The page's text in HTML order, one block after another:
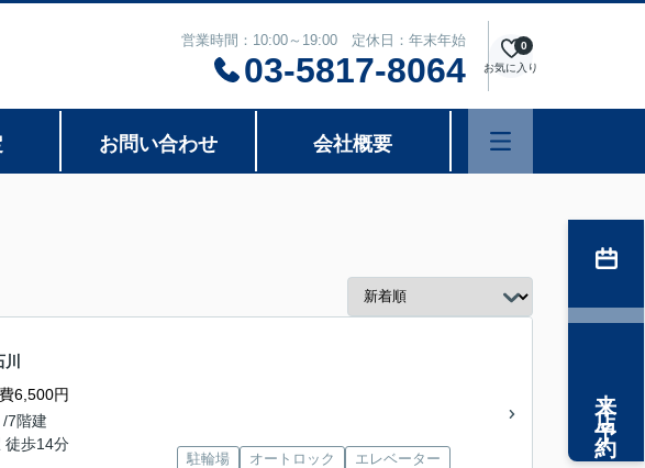
営業時間：10:00～19:00 定休日：年末年始
03-5817-8064 お気に入り
0
お問い合わせ 会社概要
6,500円
7階建
徒歩14分
駐輪場 オートロック
エレベーター
来店予約